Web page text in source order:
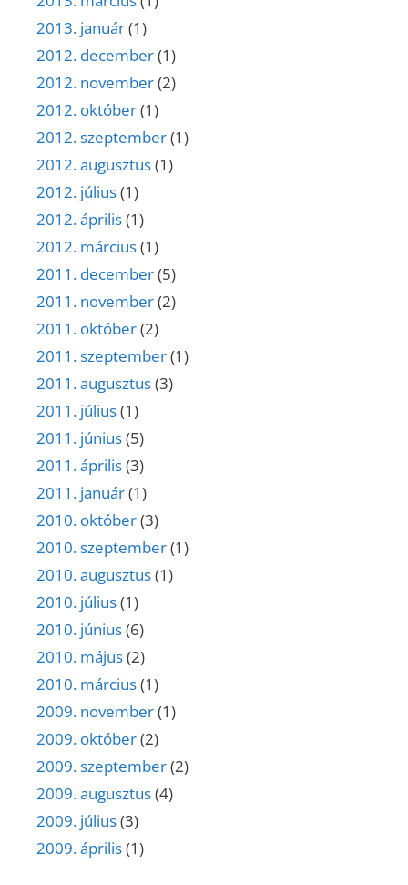
2013. január(1)
2012. december(1)
2012. november(2)
2012. október(1)
2012. szeptember(1)
2012. augusztus(1)
2012. július(1)
2012. április(1)
2012. március(1)
2011. december(5)
2011. november(2)
2011. október(2)
2011. szeptember(1)
2011. augusztus(3)
2011. július(1)
2011. június(5)
2011. április(3)
2011. január(1)
2010. október(3)
2010. szeptember(1)
2010. augusztus(1)
2010. július(1)
2010. június(6)
2010. május(2)
2010. március(1)
2009. november(1)
2009. október(2)
2009. szeptember(2)
2009. augusztus(4)
2009. július(3)
2009. április(1)